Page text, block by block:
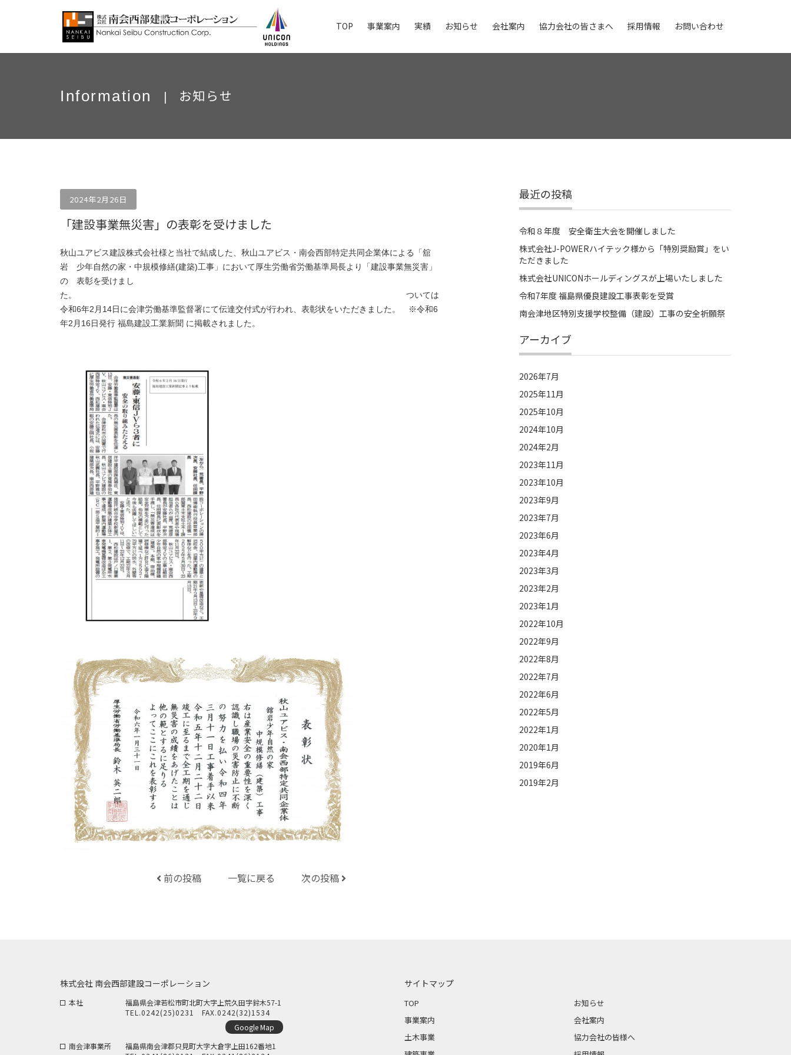
TOP 事業案内 実績 お知らせ 会社案内 協力会社の皆さまへ 採用情報 お問い合わせ
Information | お知らせ
2024年2月26日
「建設事業無災害」の表彰を受けました
秋山ユアビス建設株式会社様と当社で結成した、秋山ユアビス・南会西部特定共同企業体による「舘
岩 少年自然の家・中規模修繕(建築)工事」において厚生労働省労働基準局長より「建設事業無災害」
の 表彰を受けまし
た。 ついては
令和6年2月14日に会津労働基準監督署にて伝達交付式が行われ、表彰状をいただきました。
※令和6
年2月16日発行 福島建設工業新聞 に掲載されました。
前の投稿 一覧に戻る 次の投稿
最近の投稿
令和８年度 安全衛生大会を開催しました
株式会社J-POWERハイテック様から「特別奨励賞」をい
ただきました
株式会社UNICONホールディングスが上場いたしました
令和7年度 福島県優良建設工事表彰を受賞
南会津地区特別支援学校整備（建設）工事の安全祈願祭
アーカイブ
2026年7月
2025年11月
2025年10月
2024年10月
2024年2月
2023年11月
2023年10月
2023年9月
2023年7月
2023年6月
2023年4月
2023年3月
2023年2月
2023年1月
2022年10月
2022年9月
2022年8月
2022年7月
2022年6月
2022年5月
2022年1月
2020年1月
2019年6月
2019年2月
株式会社 南会西部建設コーポレーション
本社
福島県会津若松市町北町大字上荒久田字鈴木57-1
TEL.0242(25)0231
FAX.0242(32)1534
Google Map
南会津事業所
福島県南会津郡只見町大字大倉字上田162番地1
サイトマップ
TOP
事業案内
土木事業
お知らせ
会社案内
協力会社の皆様へ